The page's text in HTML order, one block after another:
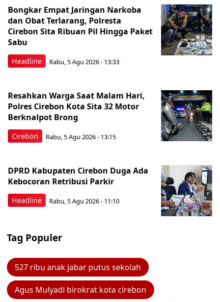
Headline
Bongkar Empat Jaringan Narkoba
dan Obat Terlarang, Polresta
Cirebon Sita Ribuan Pil Hingga Paket
Sabu
Rabu, 5 Agu 2026 - 13:33
Cirebon
Resahkan Warga Saat Malam Hari,
Polres Cirebon Kota Sita 32 Motor
Berknalpot Brong
Rabu, 5 Agu 2026 - 13:15
Headline
DPRD Kabupaten Cirebon Duga Ada
Kebocoran Retribusi Parkir
Rabu, 5 Agu 2026 - 11:10
Tag Populer
527 ribu anak jabar putus sekolah
Agus Mulyadi birokrat kota cirebon